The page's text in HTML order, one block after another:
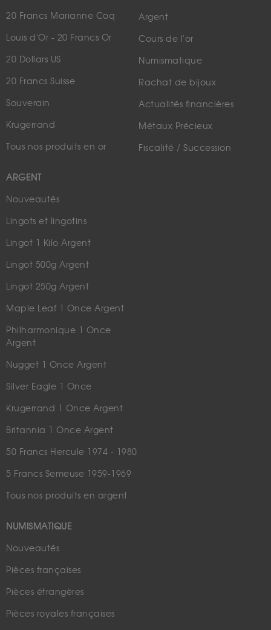
20 Francs Marianne Coq
Louis d'Or - 20 Francs Or
20 Dollars US
20 Francs Suisse
Souverain
Krugerrand
Tous nos produits en or
ARGENT
Nouveautés
Lingots et lingotins
Lingot 1 Kilo Argent
Lingot 500g Argent
Lingot 250g Argent
Maple Leaf 1 Once Argent
Philharmonique 1 Once
Argent
Nugget 1 Once Argent
Silver Eagle 1 Once
Krugerrand 1 Once Argent
Britannia 1 Once Argent
50 Francs Hercule 1974 - 1980
5 Francs Semeuse 1959-1969
Tous nos produits en argent
NUMISMATIQUE
Nouveautés
Pièces françaises
Pièces étrangères
Pièces royales françaises
Argent
Cours de l'or
Numismatique
Rachat de bijoux
Actualités financières
Métaux Précieux
Fiscalité / Succession